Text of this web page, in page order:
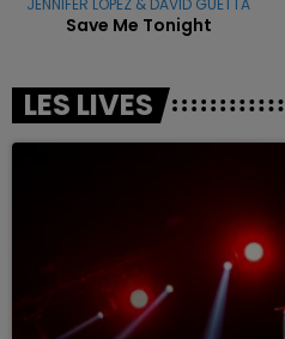
Save Me Tonight
LES LIVES